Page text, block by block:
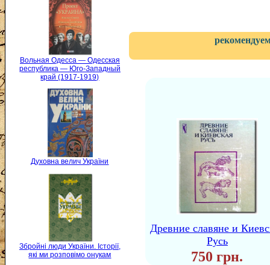
Вольная Одесса — Одесская
республика — Юго-Западный
край (1917-1919)
Духовна велич України
Збройні люди України. Історії,
які ми розповімо онукам
Древние славяне и
Русь
750 грн.